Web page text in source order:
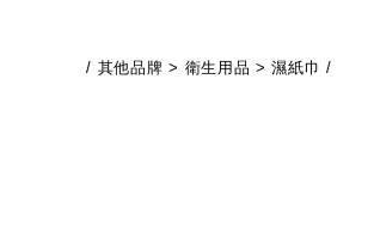
其他品牌 衛生用品 濕紙巾